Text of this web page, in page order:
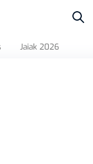
Jaiak 2026